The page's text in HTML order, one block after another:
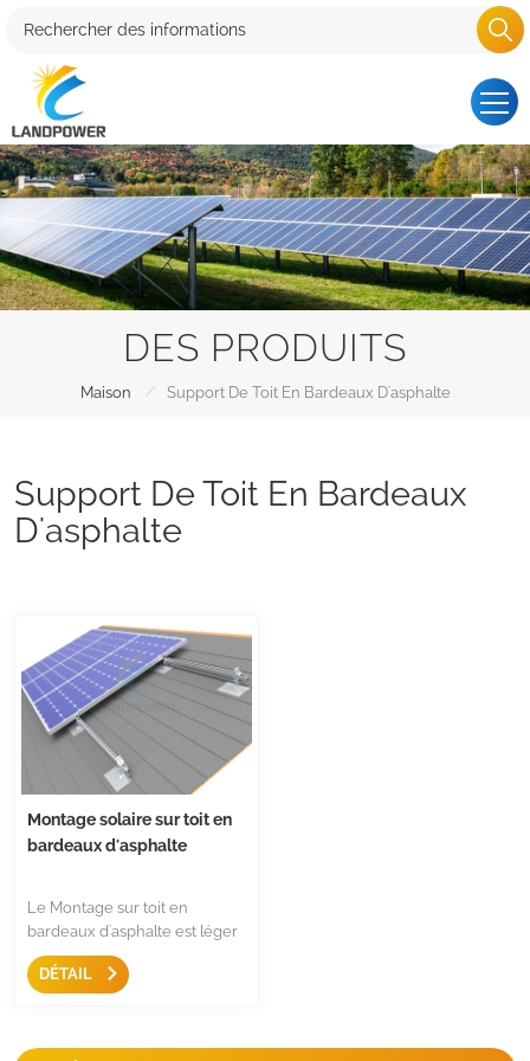
DES PRODUITS
Maison / Support De Toit En Bardeaux D'asphalte
Support De Toit En Bardeaux
D'asphalte
Montage solaire sur toit en
bardeaux d'asphalte
Le Montage sur toit en
bardeaux d'asphalte est léger
et étanche, avec le support en
L le rend compatible avec la
donne à votre toit une
DÉTAIL